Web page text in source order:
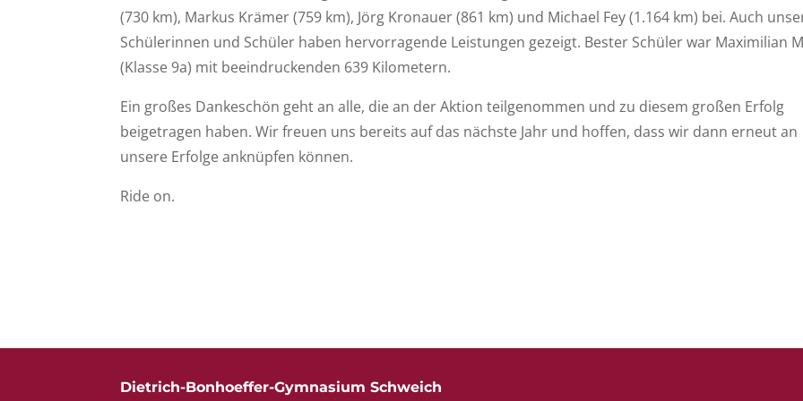
(730 km), Markus Krämer (759 km), Jörg Kronauer (861 km) und Michael Fey (1.164 km) bei. Auch
Schülerinnen und Schüler haben hervorragende Leistungen gezeigt. Bester Schüler war Maximilian
(Klasse 9a) mit beeindruckenden 639 Kilometern.
Ein großes Dankeschön geht an alle, die an der Aktion teilgenommen und zu diesem großen Erfolg
beigetragen haben. Wir freuen uns bereits auf das nächste Jahr und hoffen, dass wir dann erneut an
unsere Erfolge anknüpfen können.
Ride on.
Dietrich-Bonhoeffer-Gymnasium Schweich